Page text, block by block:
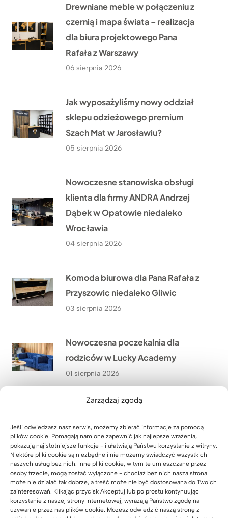
Zarządzaj zgodą
Jeśli odwiedzasz nasz serwis, możemy zbierać informacje za pomocą
plików cookie. Pomagają nam one zapewnić jak najlepsze wrażenia,
pokazują najistotniejsze funkcje - i ułatwiają Państwu korzystanie z witryny.
Niektóre pliki cookie są niezbędne i nie możemy świadczyć wszystkich
naszych usług bez nich. Inne pliki cookie, w tym te umieszczane przez
osoby trzecie, mogą zostać wyłączone - chociaż bez nich nasza strona
może nie działać tak dobrze, a treść może nie być dostosowana do Twoich
zainteresowań. Klikając przycisk Akceptuj lub po prostu kontynuując
korzystanie z naszej strony internetowej, wyrażają Państwo zgodę na
używanie przez nas plików cookie. Możesz odwiedzić naszą stronę z
Drewniane meble w połączeniu z
czernią i mapa świata – realizacja
dla biura projektowego Pana
Rafała z Warszawy
06 sierpnia 2026
Jak wyposażyliśmy nowy oddział
sklepu odzieżowego premium
Szach Mat w Jarosławiu?
05 sierpnia 2026
Nowoczesne stanowiska obsługi
klienta dla firmy ANDRA Andrzej
Dąbek w Opatowie niedaleko
Wrocławia
04 sierpnia 2026
Komoda biurowa dla Pana Rafała z
Przyszowic niedaleko Gliwic
03 sierpnia 2026
Nowoczesna poczekalnia dla
rodziców w Lucky Academy
01 sierpnia 2026
Meble biurowe do kancelarii
adwokackiej z Krakowa
31 lipca 2026
Szafa z wysuwanymi półkami na
zamówienie
30 lipca 2026